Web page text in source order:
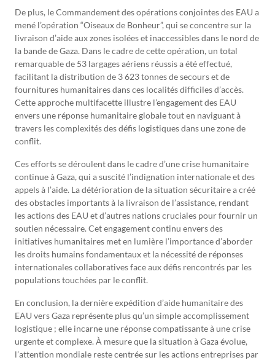
De plus, le Commandement des opérations conjointes des EAU a
mené l’opération “Oiseaux de Bonheur”, qui se concentre sur la
livraison d’aide aux zones isolées et inaccessibles dans le nord de
la bande de Gaza. Dans le cadre de cette opération, un total
remarquable de 53 largages aériens réussis a été effectué,
facilitant la distribution de 3 623 tonnes de secours et de
fournitures humanitaires dans ces localités difficiles d’accès.
Cette approche multifacette illustre l’engagement des EAU
envers une réponse humanitaire globale tout en naviguant à
travers les complexités des défis logistiques dans une zone de
conflit.
Ces efforts se déroulent dans le cadre d’une crise humanitaire
continue à Gaza, qui a suscité l’indignation internationale et des
appels à l’aide. La détérioration de la situation sécuritaire a créé
des obstacles importants à la livraison de l’assistance, rendant
les actions des EAU et d’autres nations cruciales pour fournir un
soutien nécessaire. Cet engagement continu envers des
initiatives humanitaires met en lumière l’importance d’aborder
les droits humains fondamentaux et la nécessité de réponses
internationales collaboratives face aux défis rencontrés par les
populations touchées par le conflit.
En conclusion, la dernière expédition d’aide humanitaire des
EAU vers Gaza représente plus qu’un simple accomplissement
logistique ; elle incarne une réponse compatissante à une crise
urgente et complexe. À mesure que la situation à Gaza évolue,
l’attention mondiale reste centrée sur les actions entreprises par